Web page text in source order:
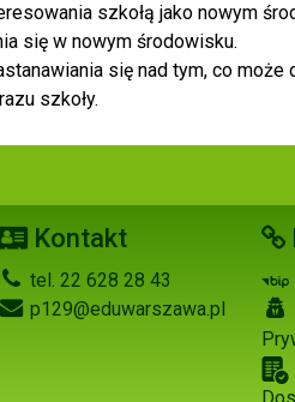
szkołą jako nowym
się w nowym środowisku.
się nad tym, co
szkoły.
Kontakt
tel. 22 628 28 43
p129@eduwarszawa.pl